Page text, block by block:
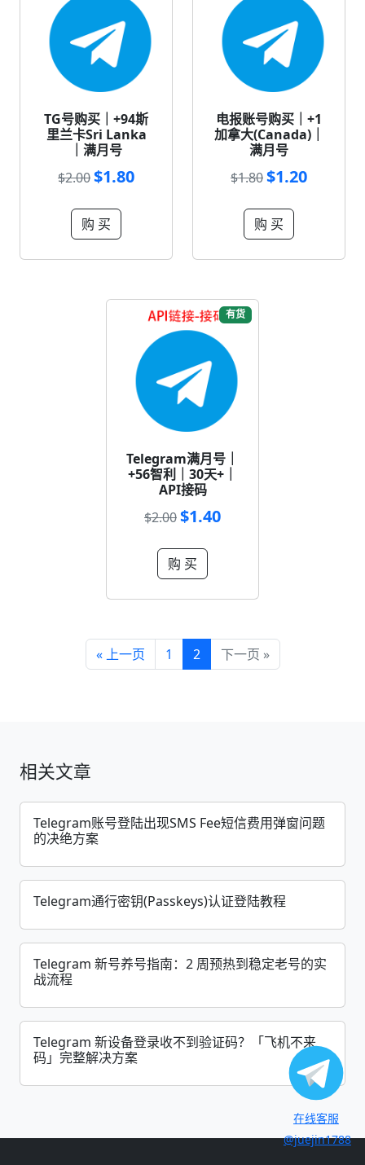
TG号购买｜+94斯
里兰卡Sri Lanka
｜满月号
$2.00$1.80
购 买
电报账号购买｜+1
加拿大(Canada)｜
满月号
$1.80$1.20
购 买
有货
Telegram满月号｜
+56智利｜30天+｜
API接码
$2.00$1.40
购 买
« 上一页 1 2 下一页 »
相关文章
Telegram账号登陆出现SMS Fee短信费用弹窗问题
的决绝方案
Telegram通行密钥(Passkeys)认证登陆教程
Telegram 新号养号指南：2 周预热到稳定老号的实
战流程
Telegram 新设备登录收不到验证码？「飞机不来
码」完整解决方案
在线客服
@juejin1788